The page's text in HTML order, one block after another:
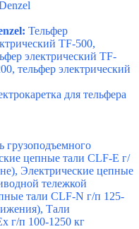
Тельфер
TF-500,
электрический TF-
тельфер электрический
для тельфера
грузоподъемного
цепные тали CLF-E г/
Электрические цепные
тележкой
тали CLF-N г/п 125-
Тали
г/п 100-1250 кг